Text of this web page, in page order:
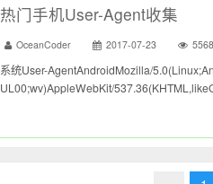
热门手机User-Agent收集
OceanCoder 2017-07-23 5568
系统User-AgentAndroidMozilla/
UL00;wv)AppleWebKit/